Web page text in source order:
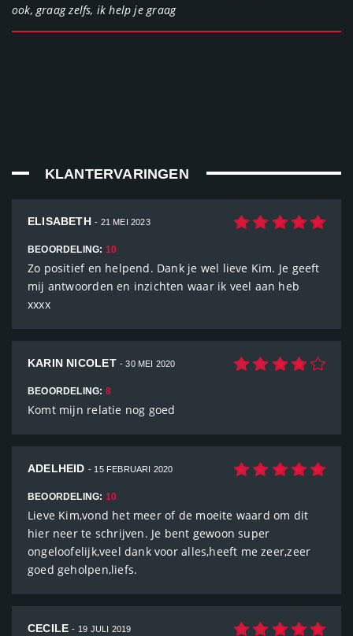
ook, graag zelfs, ik help je graag
KLANTERVARINGEN
ELISABETH- 21 MEI 2023
BEOORDELING: 10
Zo positief en helpend. Dank je wel lieve Kim. Je geeft
mij antwoorden en inzichten waar ik veel aan heb
xxxx
KARIN NICOLET - 30 MEI 2020
BEOORDELING: 8
Komt mijn relatie nog goed
ADELHEID - 15 FEBRUARI 2020
BEOORDELING: 10
Lieve Kim,vond het meer of de moeite waard om dit
hier neer te schrijven. Je bent gewoon super
ongeloofelijk,veel dank voor alles,heeft me zeer,zeer
goed geholpen,liefs.
CECILE- 19 JULI 2019